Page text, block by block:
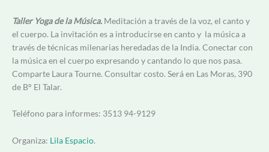
Taller Yoga de la Música. Meditación a través de la voz, el canto y
el cuerpo. La invitación es a introducirse en canto y la música a
través de técnicas milenarias heredadas de la India. Conectar con
la música en el cuerpo expresando y cantando lo que nos pasa.
Comparte Laura Tourne. Consultar costo. Será en Las Moras, 390
de B° El Talar.
Teléfono para informes: 3513 94-9129
Organiza: Lila Espacio.